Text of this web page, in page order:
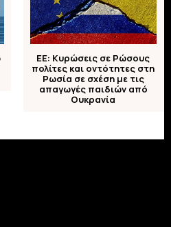
ΕΕ: Κυρώσεις σε Ρώσους
πολίτες και οντότητες στη
Ρωσία σε σχέση με τις
απαγωγές παιδιών από
Ουκρανία